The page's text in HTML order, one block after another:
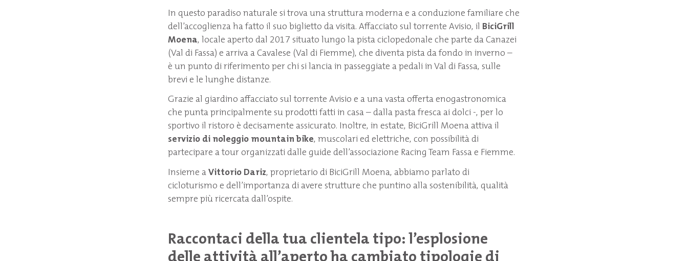
In questo paradiso naturale si trova una struttura moderna e a conduzione familiare che
dell’accoglienza ha fatto il suo biglietto da visita. Affacciato sul torrente Avisio, il BiciGrill
Moena, locale aperto dal 2017 situato lungo la pista ciclopedonale che parte da Canazei
(Val di Fassa) e arriva a Cavalese (Val di Fiemme), che diventa pista da fondo in inverno –
è un punto di riferimento per chi si lancia in passeggiate a pedali in Val di Fassa, sulle
brevi e le lunghe distanze.
Grazie al giardino affacciato sul torrente Avisio e a una vasta offerta enogastronomica
che punta principalmente su prodotti fatti in casa – dalla pasta fresca ai dolci -, per lo
sportivo il ristoro è decisamente assicurato. Inoltre, in estate, BiciGrill Moena attiva il
servizio di noleggio mountain bike, muscolari ed elettriche, con possibilità di
partecipare a tour organizzati dalle guide dell’associazione Racing Team Fassa e Fiemme.
Insieme aVittorio Dariz, proprietario di BiciGrill Moena, abbiamo parlato di
cicloturismo e dell’importanza di avere strutture che puntino alla sostenibilità, qualità
sempre più ricercata dall’ospite.
Raccontaci della tua clientela tipo: l’esplosione
delle attività all’aperto ha cambiato tipologie di